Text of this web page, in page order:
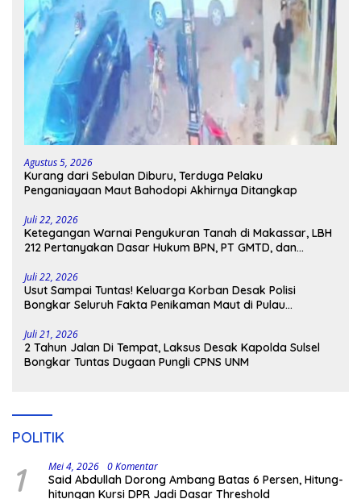
Agustus 5, 2026
Kurang dari Sebulan Diburu, Terduga Pelaku
Penganiayaan Maut Bahodopi Akhirnya Ditangkap
Juli 22, 2026
Ketegangan Warnai Pengukuran Tanah di Makassar, LBH
212 Pertanyakan Dasar Hukum BPN, PT GMTD, dan
Juli 22, 2026
Usut Sampai Tuntas! Keluarga Korban Desak Polisi
Bongkar Seluruh Fakta Penikaman Maut di Pulau
Juli 21, 2026
2 Tahun Jalan Di Tempat, Laksus Desak Kapolda Sulsel
Bongkar Tuntas Dugaan Pungli CPNS UNM
POLITIK
1 Mei 4, 2026 0 Komentar
Said Abdullah Dorong Ambang Batas 6 Persen, Hitung-
hitungan Kursi DPR Jadi Dasar Threshold